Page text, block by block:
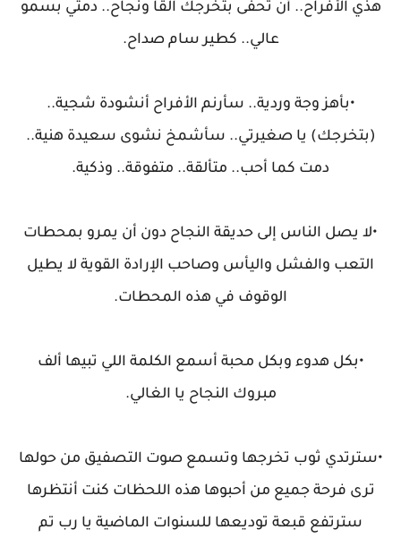
هذي الأفراح.. أن تحفى بتخرجك القاً ونجاح.. دمتي بسمو
عالي.. كطير سام صداح.
•بأهز وجة وردية.. سأرنم الأفراح أنشودة شجية..
(بتخرجك) يا صغيرتي.. سأشمخ نشوى سعيدة هنية..
دمت كما أحب.. متألقة.. متفوقة.. وذكية.
•لا يصل الناس إلى حديقة النجاح دون أن يمرو بمحطات
التعب والفشل واليأس وصاحب الإرادة القوية لا يطيل
الوقوف في هذه المحطات.
•بكل هدوء وبكل محبة أسمع الكلمة اللي تبيها ألف
مبروك النجاح يا الغالي.
•سترتدي ثوب تخرجها وتسمع صوت التصفيق من حولها
ترى فرحة جميع من أحبوها هذه اللحظات كنت أنتظرها
سترتفع قبعة توديعها للسنوات الماضية يا رب تم